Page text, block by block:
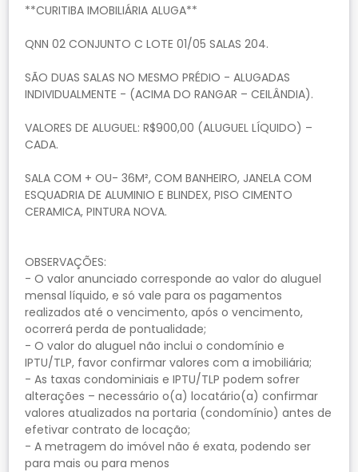
**CURITIBA IMOBILIÁRIA ALUGA**
QNN 02 CONJUNTO C LOTE 01/05 SALAS 204.
SÃO DUAS SALAS NO MESMO PRÉDIO - ALUGADAS
INDIVIDUALMENTE - (ACIMA DO RANGAR – CEILÂNDIA).
VALORES DE ALUGUEL: R$900,00 (ALUGUEL LÍQUIDO) –
CADA.
SALA COM + OU- 36M², COM BANHEIRO, JANELA COM
ESQUADRIA DE ALUMINIO E BLINDEX, PISO CIMENTO
CERAMICA, PINTURA NOVA.
OBSERVAÇÕES:
- O valor anunciado corresponde ao valor do aluguel
mensal líquido, e só vale para os pagamentos
realizados até o vencimento, após o vencimento,
ocorrerá perda de pontualidade;
- O valor do aluguel não inclui o condomínio e
IPTU/TLP, favor confirmar valores com a imobiliária;
- As taxas condominiais e IPTU/TLP podem sofrer
alterações – necessário o(a) locatário(a) confirmar
valores atualizados na portaria (condomínio) antes de
efetivar contrato de locação;
- A metragem do imóvel não é exata, podendo ser
para mais ou para menos